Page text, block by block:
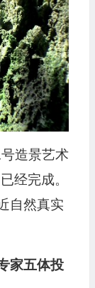
造景艺术
经完成。
自然真实
家五体投